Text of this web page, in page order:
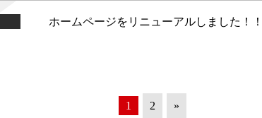
ホームページをリニューアルしました！！
1 2 »